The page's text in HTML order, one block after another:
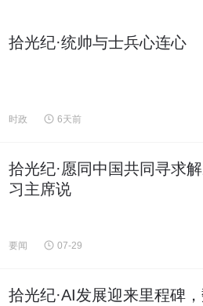
拾光纪·统帅与士兵心连心
时政 6天前
拾光纪·愿同中国共同寻求
习主席说
要闻 07-29
拾光纪·AI发展迎来里程碑